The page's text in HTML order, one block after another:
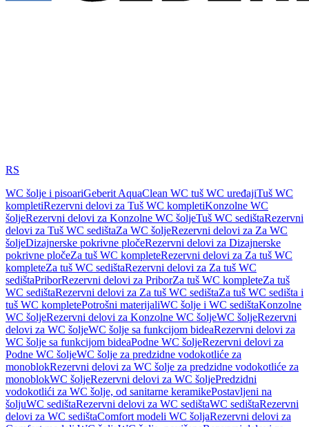
RS
WC šolje i pisoariGeberit AquaClean WC tuš WC uređajiTuš WC
kompletiRezervni delovi za Tuš WC kompletiKonzolne WC
šoljeRezervni delovi za Konzolne WC šoljeTuš WC sedištaRezervni
delovi za Tuš WC sedištaZa WC šoljeRezervni delovi za Za WC
šoljeDizajnerske pokrivne pločeRezervni delovi za Dizajnerske
pokrivne pločeZa tuš WC kompleteRezervni delovi za Za tuš WC
kompleteZa tuš WC sedištaRezervni delovi za Za tuš WC
sedištaPriborRezervni delovi za PriborZa tuš WC kompleteZa tuš
WC sedištaRezervni delovi za Za tuš WC sedištaZa tuš WC sedišta i
tuš WC kompletePotrošni materijaliWC šolje i WC sedištaKonzolne
WC šoljeRezervni delovi za Konzolne WC šoljeWC šoljeRezervni
delovi za WC šoljeWC šolje sa funkcijom bideaRezervni delovi za
WC šolje sa funkcijom bideaPodne WC šoljeRezervni delovi za
Podne WC šoljeWC šolje za predzidne vodokotliće za
monoblokRezervni delovi za WC šolje za predzidne vodokotliće za
monoblokWC šoljeRezervni delovi za WC šoljePredzidni
vodokotlići za WC šolje, od sanitarne keramikePostavljeni na
šoljuWC sedištaRezervni delovi za WC sedištaWC sedištaRezervni
delovi za WC sedištaComfort modeli WC šoljaRezervni delovi za